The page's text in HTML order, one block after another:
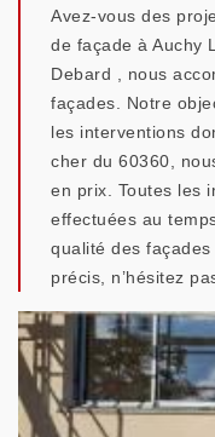
Avez-vous des
de façade à Auchy
Debard , nous
façades. Notre
les interventions
cher du 60360,
en prix. Toutes les
effectuées au
qualité des
précis, n’hésitez